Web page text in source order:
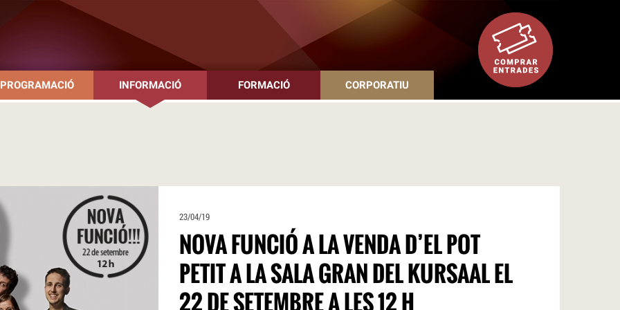
PROGRAMACIÓ INFORMACIÓ FORMACIÓ CORPORATIU
23/04/19
NOVA FUNCIÓ A LA VENDA D’EL POT
PETIT A LA SALA GRAN DEL KURSAAL EL
22 DE SETEMBRE A LES 12 H